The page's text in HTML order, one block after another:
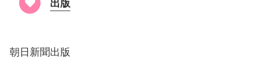
出版
朝日新聞出版